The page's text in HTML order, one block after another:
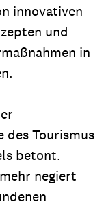
innovativen
und
in
des Tourismus
betont.
negiert